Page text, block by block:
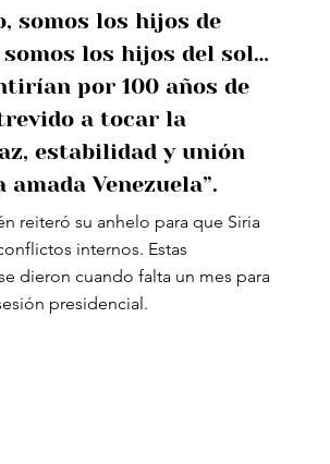
somos los hijos de
somos los hijos del sol…
por 100 años de
a tocar la
estabilidad y unión
amada Venezuela”.
reiteró su anhelo para que Siria
internos. Estas
dieron cuando falta un mes para
presidencial.